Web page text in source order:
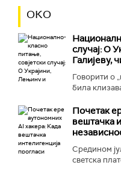
ОКО
случај: О
Галијеву,
Говорити о
била
Почетак
вештачка
Средином
светска